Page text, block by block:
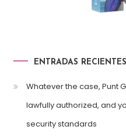
ENTRADAS RECIENTES
Whatever the case, Punt
lawfully authorized, and
security standards